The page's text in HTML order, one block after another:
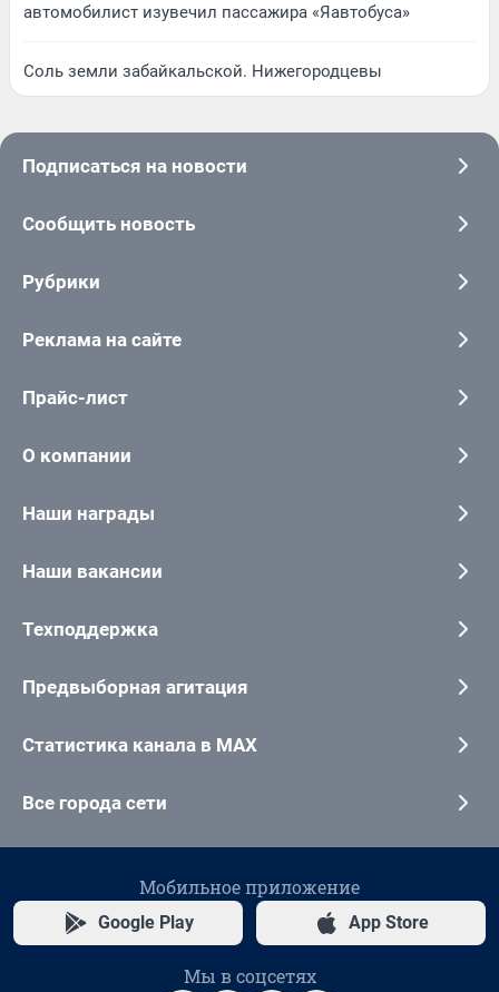
автомобилист изувечил пассажира «Яавтобуса»
Соль земли забайкальской. Нижегородцевы
Подписаться на новости
Сообщить новость
Рубрики
Реклама на сайте
Прайс-лист
О компании
Наши награды
Наши вакансии
Техподдержка
Предвыборная агитация
Статистика канала в MAX
Все города сети
Мобильное приложение
Google Play App Store
Мы в соцсетях